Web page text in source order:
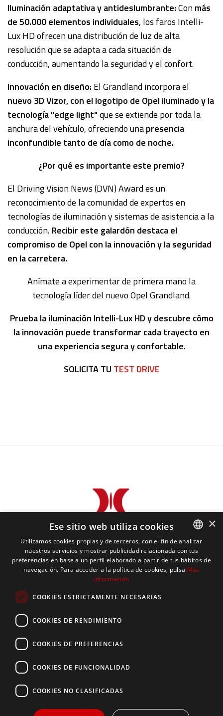
Iluminación adaptativa y antideslumbrante:Conmás
de 50.000 elementos individuales, los faros Intelli-
Lux HD ofrecen una distribución de luz de alta
resolución que se adapta a cada situación de
conducción, aumentando la seguridad y el confort.
Innovación en diseño: El Grandland incorpora el
nuevo 3D Vizor, con el logotipo de Opel iluminado y la
tecnología "edge light"que se extiende por toda la
anchura del vehículo, ofreciendo unapresencia
inconfundible tanto de día como de noche.
¿Por qué es importante este premio?
El Driving Vision News (DVN) Award es un
reconocimiento de la comunidad de expertos en
tecnologías de iluminación y sistemas de asistencia a la
conducción.Recibir este galardón destaca el
compromiso de Opel con la innovación y la seguridad
en la carretera.
Anímate a experimentar de primera mano la
tecnología líder del nuevo Opel Grandland.
Prueba la iluminación Intelli-Lux HD y descubre cómo
la innovación puede transformar cada trayecto en
una experiencia segura y confortable.
SOLICITA TU TEST DRIVE
PYRÉNÉES MOTORS
SERVICIOS
CATALAN
SPANISH
×
Ese sitio web utiliza cookies
Utilizamos cookies propias y de terceros, con el fin de analizar
nuestros servicios y mostrar publicidad relacionada con tus
preferencias en base a un perfil elaborado a partir de tus hábitos de
navegación. Para acceder a la política de cookies, pulsa Más
información
COOKIES ESTRICTAMENTE NECESARIAS
COOKIES DE RENDIMIENTO
COOKIES DE PREFERENCIAS
COOKIES DE FUNCIONALIDAD
COOKIES NO CLASIFICADAS